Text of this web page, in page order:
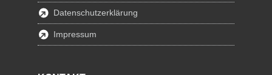
Datenschutzerklärung
Impressum